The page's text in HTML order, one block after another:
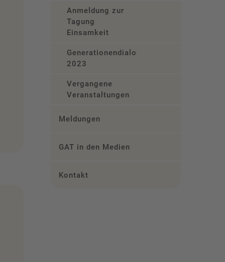
Anmeldung zur
Tagung
Einsamkeit
Generationendialog
2023
Vergangene
Veranstaltungen
Meldungen
GAT in den Medien
Kontakt